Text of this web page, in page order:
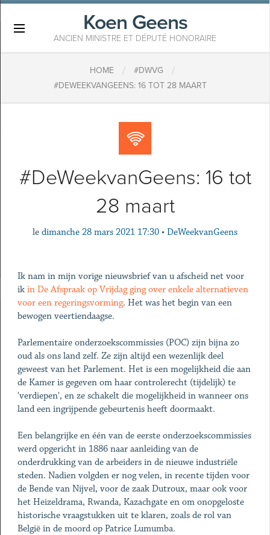
Koen Geens
ANCIEN MINISTRE ET DÉPUTÉ HONORAIRE
HOME / #DWVG /
#DEWEEKVANGEENS: 16 TOT 28 MAART
#DeWeekvanGeens: 16 tot
28 maart
le dimanche 28 mars 2021 17:30 • DeWeekvanGeens
Ik nam in mijn vorige nieuwsbrief van u afscheid net voor
ik in De Afspraak op Vrijdag ging over enkele alternatieven
voor een regeringsvorming. Het was het begin van een
bewogen veertiendaagse.
Parlementaire onderzoekscommissies (POC) zijn bijna zo
oud als ons land zelf. Ze zijn altijd een wezenlijk deel
geweest van het Parlement. Het is een mogelijkheid die aan
de Kamer is gegeven om haar controlerecht (tijdelijk) te
'verdiepen', en ze schakelt die mogelijkheid in wanneer ons
land een ingrijpende gebeurtenis heeft doormaakt.
Een belangrijke en één van de eerste onderzoekscommissies
werd opgericht in 1886 naar aanleiding van de
onderdrukking van de arbeiders in de nieuwe industriële
steden. Nadien volgden er nog velen, in recente tijden voor
de Bende van Nijvel, voor de zaak Dutroux, maar ook voor
het Heizeldrama, Rwanda, Kazachgate en om onopgeloste
historische vraagstukken uit te klaren, zoals de rol van
België in de moord op Patrice Lumumba.